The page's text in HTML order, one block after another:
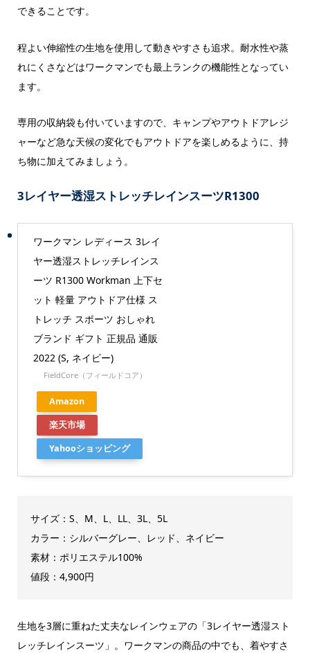
できることです。
程よい伸縮性の生地を使用して動きやすさも追求。耐水性や蒸
れにくさなどはワークマンでも最上ランクの機能性となってい
ます。
専用の収納袋も付いていますので、キャンプやアウトドアレジ
ャーなど急な天候の変化でもアウトドアを楽しめるように、持
ち物に加えてみましょう。
3レイヤー透湿ストレッチレインスーツR1300
ワークマン レディース 3レイ
ヤー透湿ストレッチレインス
ーツ R1300 Workman 上下セ
ット 軽量 アウトドア仕様 ス
トレッチ スポーツ おしゃれ
ブランド ギフト 正規品 通販
2022 (S, ネイビー)
FieldCore（フィールドコア）
Amazon
楽天市場
Yahooショッピング
サイズ：S、M、L、LL、3L、5L
カラー：シルバーグレー、レッド、ネイビー
素材：ポリエステル100%
値段：4,900円
生地を3層に重ねた丈夫なレインウェアの「3レイヤー透湿スト
レッチレインスーツ」。ワークマンの商品の中でも、着やすさ